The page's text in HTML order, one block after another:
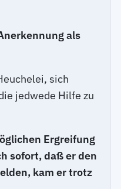
als
sich
jedwede Hilfe zu
Ergreifung
sofort, daß er den
kam er trotz